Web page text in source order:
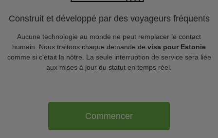
Construit et développé par des voyageurs fréquents
Aucune technologie au monde ne peut remplacer le contact
humain. Nous traitons chaque demande de visa pour Estonie
comme si c'était la nôtre. La seule interruption de service sera liée
aux mises à jour du statut en temps réel.
Commencer